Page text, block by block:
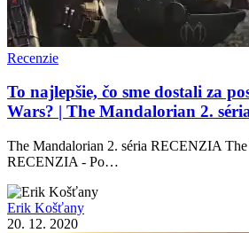
Recenzie
To najlepšie, čo sme dostali za
Wars? | The Mandalorian 2.
The Mandalorian 2. séria RECENZIA
RECENZIA - Po…
Erik Košťany
20. 12. 2020